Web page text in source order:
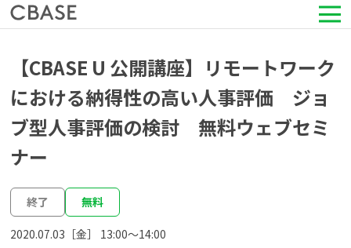
活用シーン
導入事例
セミナー情報
HRコラム
【CBASE U 公開講座】リモートワーク
における納得性の高い人事評価 ジョ
ブ型人事評価の検討 無料ウェブセミ
ナー
終了 無料
2020.07.03［金］ 13:00〜14:00